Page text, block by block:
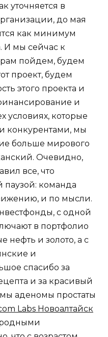
уточняется в
до мая
как минимум
И мы сейчас к
пойдем, будем
проект, будем
этого проекта и
и
условиях, которые
конкурентами, мы
больше мирового
Очевидно,
все, что
паузой: команда
и по мысли.
с одной
в портфолио
нефть и золото, а с
и
спасибо за
и за красивый
аденомы простаты
Labs Новоалтайск